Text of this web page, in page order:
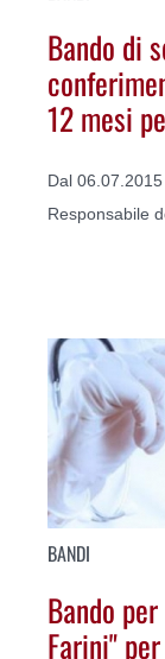
Bando di
12 mesi
Dal
Responsabile
BANDI
Bando
Farini"